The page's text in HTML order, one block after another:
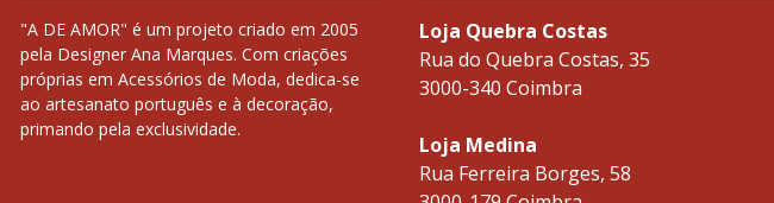
"A DE AMOR" é um projeto criado em 2005
pela Designer Ana Marques. Com criações
próprias em Acessórios de Moda, dedica-se
ao artesanato português e à decoração,
primando pela exclusividade.
Loja Quebra Costas
Rua do Quebra Costas, 35
3000-340 Coimbra
Loja Medina
Rua Ferreira Borges, 58